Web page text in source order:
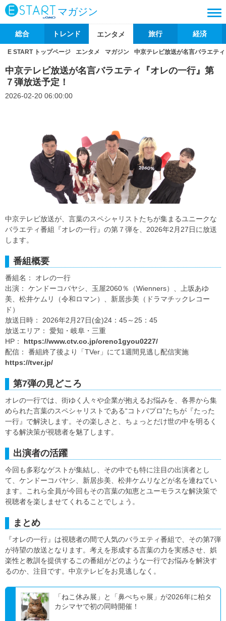
マガジン
総合 トレンド エンタメ 旅行 経済
E START トップページ エンタメ マガジン 中京テレビ放送が名言バラエテ
中京テレビ放送が名言バラエティ『オレの一行』第
７弾放送予定！
2026-02-20 06:00:00
中京テレビ放送が、言葉のスペシャリストたちが集まるユニークな
バラエティ番組『オレの一行』の第７弾を、2026年2月27日に放送
します。
番組概要
番組名： オレの一行
出演： ケンドーコバヤシ、玉屋2060％（Wienners）、上坂あゆ
美、松井ケムリ（令和ロマン）、新居歩美（ドラマチックレコー
ド）
放送日時： 2026年2月27日(金)24：45～25：45
放送エリア： 愛知・岐阜・三重
HP： https://www.ctv.co.jp/oreno1gyou0227/
配信： 番組終了後より「TVer」にて1週間見逃し配信実施
https://tver.jp/
第7弾の見どころ
オレの一行では、街ゆく人々や企業が抱えるお悩みを、各界から集
められた言葉のスペシャリストである“コトバプロ”たちが『たった
一行』で解決します。その楽しさと、ちょっとだけ世の中を明るく
する解決策が視聴者を魅了します。
出演者の活躍
今回も多彩なゲストが集結し、その中でも特に注目の出演者とし
て、ケンドーコバヤシ、新居歩美、松井ケムリなどが名を連ねてい
ます。これら全員が今回もその言葉の知恵とユーモラスな解決策で
視聴者を楽しませてくれることでしょう。
まとめ
『オレの一行』は視聴者の間で人気のバラエティ番組で、その第7弾
が待望の放送となります。考えを形成する言葉の力を実感させ、娯
楽性と教訓を提供するこの番組がどのような一行でお悩みを解決す
るのか、注目です。中京テレビをお見逃しなく。
「ねこ休み展」と「鼻ぺちゃ展」が2026年に柏タ
カシマヤで初の同時開催！